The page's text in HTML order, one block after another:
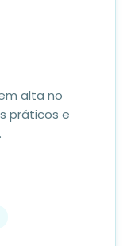
alta no
práticos e